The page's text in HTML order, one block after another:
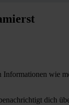
Informationen wie
dich